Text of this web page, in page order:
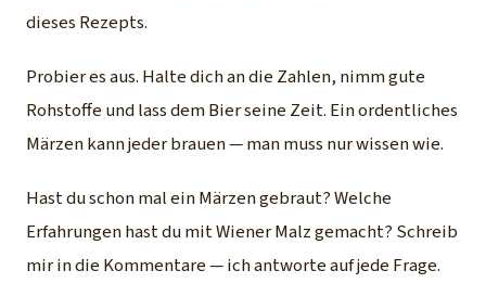
dieses Rezepts.
Probier es aus. Halte dich an die Zahlen, nimm gute
Rohstoffe und lass dem Bier seine Zeit. Ein ordentliches
Märzen kann jeder brauen — man muss nur wissen wie.
Hast du schon mal ein Märzen gebraut? Welche
Erfahrungen hast du mit Wiener Malz gemacht? Schreib
mir in die Kommentare — ich antworte auf jede Frage.